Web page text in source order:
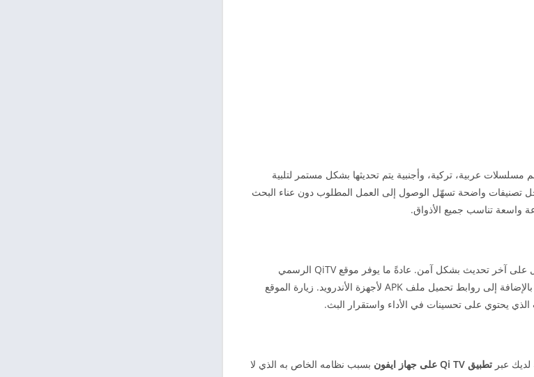
عربية، تركية، وأجنبية يتم تحديثها بشكل مستمر لتلبية
تصنيفات واضحة تسهّل الوصول إلى العمل المطلوب دون عناء البحث
لمعرفة الطريقة الصحيحة لتحميل التطبيق والحصول على آخر تحديث بشكل آمن. عادةً ما يوفر موقع QiTV الرسمي
معلومات حول التطبيق، مثل المميزات، الأقسام المتوفرة، طرق التثبيت على الهواتف والشاشات، بالإضافة إلى روابط تحميل ملف APK لأجهزة الأندرويد. زيارة الموقع
يحتوي على تحسينات في الأداء واستقرار البث.
عبر تطبيق Qi TV على جهاز ايفون بسبب نظامه الخاص به الذي لا